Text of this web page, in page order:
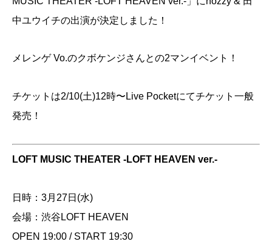
中ユウイチの出演が決定しました！
メレンゲ Vo.のクボケンジさんとの2マンイベント！
チケットは2/10(土)12時〜Live Pocketにてチケット一般
発売！
LOFT MUSIC THEATER -LOFT HEAVEN ver.-
日時：3月27日(水)
会場：渋谷LOFT HEAVEN
OPEN 19:00 / START 19:30